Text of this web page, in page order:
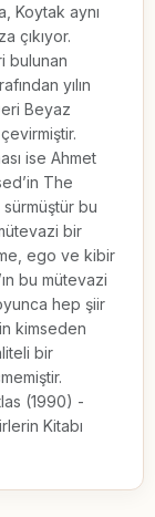
Koytak aynı
çıkıyor.
bulunan
yılın
Beyaz
ise Ahmet
The
sürmüştür bu
bir
ego ve kibir
bu mütevazi
hep şiir
kimseden
bir
(1990) -
Kitabı